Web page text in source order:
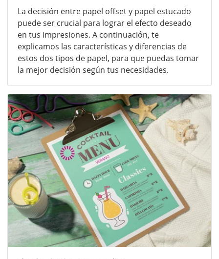
La decisión entre papel offset y papel estucado
puede ser crucial para lograr el efecto deseado
en tus impresiones. A continuación, te
explicamos las características y diferencias de
estos dos tipos de papel, para que puedas tomar
la mejor decisión según tus necesidades.